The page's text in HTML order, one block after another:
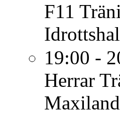
F11
19:00 -
Herrar